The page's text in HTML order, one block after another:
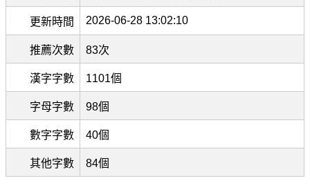
更新時間 2026-06-28 13:02:10
推薦次數 83次
漢字字數 1101個
字母字數 98個
數字字數 40個
其他字數 84個